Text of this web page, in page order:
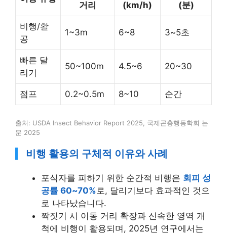
거리 (km/h) (분)
비행/활
공
1~3m 6~8 3~5초
빠른 달
리기
50~100m 4.5~6 20~30
점프 0.2~0.5m 8~10 순간
출처: USDA Insect Behavior Report 2025, 국제곤충행동학회 논
문 2025
비행 활용의 구체적 이유와 사례
포식자를 피하기 위한 순간적 비행은 회피 성
공률 60~70% 로, 달리기보다 효과적인 것으
로 나타났습니다.
짝짓기 시 이동 거리 확장과 신속한 영역 개
척에 비행이 활용되며, 2025년 연구에서는